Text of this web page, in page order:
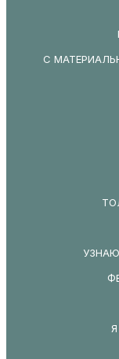
С